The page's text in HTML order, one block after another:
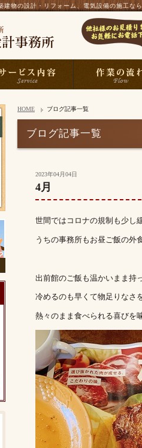
建物の設計・リフォーム、電気設備の施工な
HOME ブログ記事一覧
ブログ記事一覧
2023年04月04日
4月
世間ではコロナの規制も少し
うちの事務所もお昼ご飯の外
出前館のご飯も温かいまま持
冷めるのも早くて物足りなさ
熱々のまま食べられる喜びを